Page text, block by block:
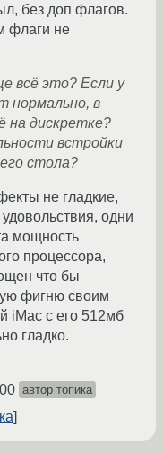
без доп флагов.
флаги не
всё это? Если у
нормально, в
на дискретке?
встройки
стола?
не гладкие,
одни
мощность
процессора,
что бы
фигню своим
iMac с его 512мб
гладко.
автор топика